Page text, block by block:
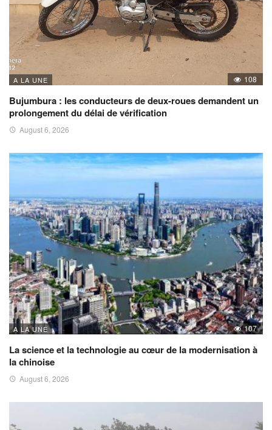
A LA UNE 108
Bujumbura : les conducteurs de deux-roues demandent un
prolongement du délai de vérification
August 6, 2026
A LA UNE 107
La science et la technologie au cœur de la modernisation à
la chinoise
August 6, 2026